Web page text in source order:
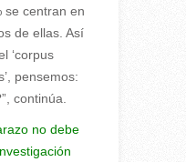
se centran en
de ellas. Así
‘corpus
pensemos:
continúa.
no debe